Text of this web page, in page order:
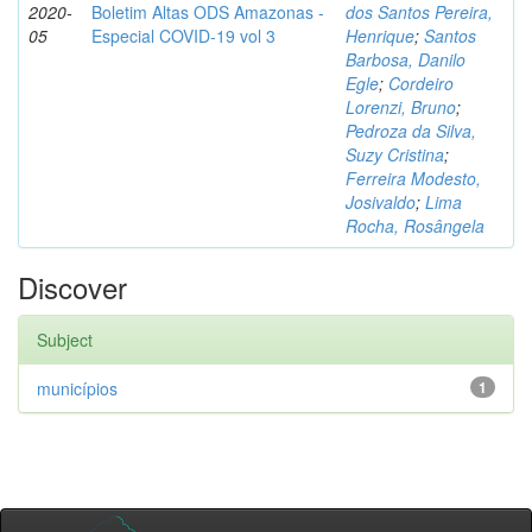
2020-
05
Boletim Altas ODS Amazonas -
Especial COVID-19 vol 3
dos Santos Pereira,
Henrique; Santos
Barbosa, Danilo
Egle; Cordeiro
Lorenzi, Bruno;
Pedroza da Silva,
Suzy Cristina;
Ferreira Modesto,
Josivaldo; Lima
Rocha, Rosângela
Discover
Subject
1
municípios